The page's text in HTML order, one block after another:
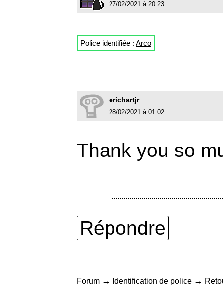
27/02/2021 à 20:23
Police identifiée : Arco
erichartjr
28/02/2021 à 01:02
Thank you so
Répondre
Forum → Identification de police →